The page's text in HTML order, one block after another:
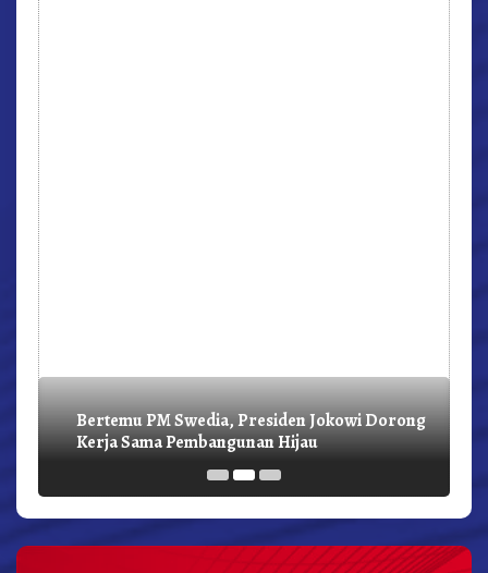
Bertemu PM Swedia, Presiden Jokowi Dorong
Kerja Sama Pembangunan Hijau